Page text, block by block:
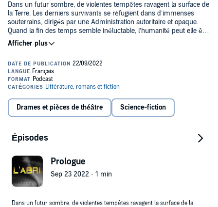
Dans un futur sombre, de violentes tempêtes ravagent la surface de
la Terre. Les derniers survivants se réfugient dans d’immenses
souterrains, dirigés par une Administration autoritaire et opaque.
Quand la fin des temps semble inéluctable, l’humanité peut elle être
solidaire pour espérer survivre ?
PRIX DE LA DÉCOUVERTE DE L'ANNÉE -- NUIT SANS IMAGES
2023
___
d'informations.
Henri Bregeon
Drames et pièces de théâtre Science-fiction
Épisodes
Prologue
Sep 23 2022 · 1 min
Dans un futur sombre, de violentes tempêtes ravagent la surface de la